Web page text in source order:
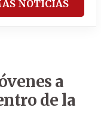
NOTICIAS
a
de la